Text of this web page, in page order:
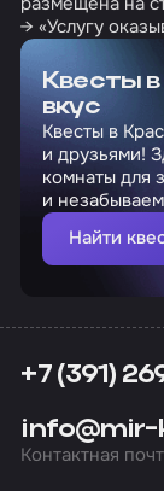
→ «Услугу
Квесты
вкус
Квесты в
и друзьями!
комнаты для
и
Найти
+7 (391)
info@mir-
Контактная